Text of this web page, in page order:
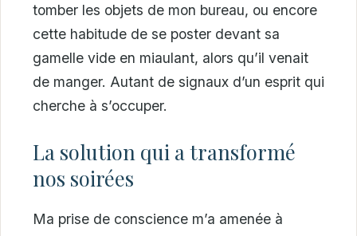
tomber les objets de mon bureau, ou encore
cette habitude de se poster devant sa
gamelle vide en miaulant, alors qu’il venait
de manger. Autant de signaux d’un esprit qui
cherche à s’occuper.
La solution qui a transformé
nos soirées
Ma prise de conscience m’a amenée à